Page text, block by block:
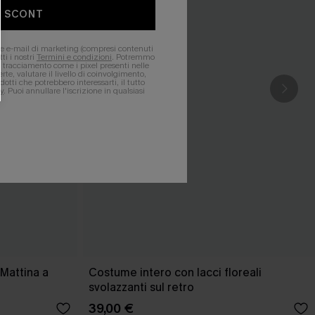
a
Costume intero con lacci floreali
svolazzanti sul retro
39,00 €
SCONT
e-mail di marketing (compresi contenuti
i nostri Termini e condizioni. Potremmo
come i pixel presenti nelle
valutare il livello di coinvolgimento,
che potrebbero interessarti, il tutto
. Puoi annullare l'iscrizione in qualsiasi